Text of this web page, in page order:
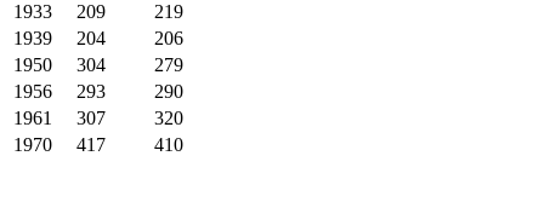
1933
209
219
1939
204
206
1950
304
279
1956
293
290
1961
307
320
1970
417 410